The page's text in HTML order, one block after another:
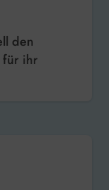
für ihr